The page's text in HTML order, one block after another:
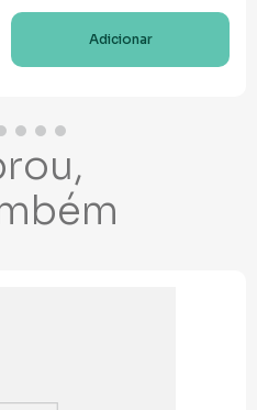
Adicionar